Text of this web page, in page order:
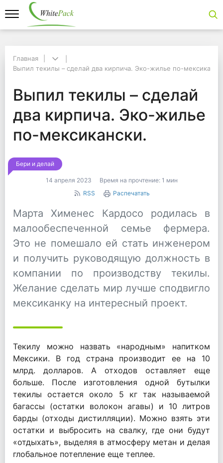
Выпил текилы – сделай два кирпича. Эко-жилье по-мексикански.
Выпил текилы –
Главная
Выпил текилы – сделай два кирпича. Эко-жилье по-
Выпил текилы – сделай
два кирпича. Эко-жилье
по-мексикански.
Бери и делай
14 апреля 2023 Время на прочтение: 1 мин
RSS
Распечатать
Марта Хименес Кардосо родилась в
малообеспеченной семье фермера.
Это не помешало ей стать инженером
и получить руководящую должность в
компании по производству текилы.
Желание сделать мир лучше сподвигло
мексиканку на интересный проект.
Текилу можно назвать «народным» напитком
Мексики. В год страна производит ее на 10
млрд. долларов. А отходов оставляет еще
больше. После изготовления одной бутылки
текилы остается около 5 кг так называемой
багассы (остатки волокон агавы) и 10 литров
барды (отходы дистилляции). Можно взять эти
остатки и выбросить на свалку, где они будут
«отдыхать», выделяя в атмосферу метан и делая
глобальное потепление еще теплее.